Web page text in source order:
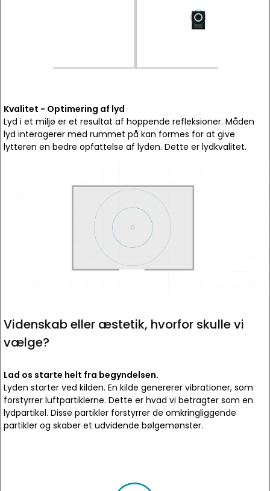
Kvalitet - Optimering af lyd
Lyd i et miljø er et resultat af hoppende refleksioner. Måden
lyd interagerer med rummet på kan formes for at give
lytteren en bedre opfattelse af lyden. Dette er lydkvalitet.
Videnskab eller æstetik, hvorfor skulle vi
vælge?
Lad os starte helt fra begyndelsen.
Lyden starter ved kilden. En kilde genererer vibrationer, som
forstyrrer luftpartiklerne. Dette er hvad vi betragter som en
lydpartikel. Disse partikler forstyrrer de omkringliggende
partikler og skaber et udvidende bølgemønster.